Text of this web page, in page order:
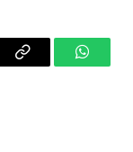
Copy